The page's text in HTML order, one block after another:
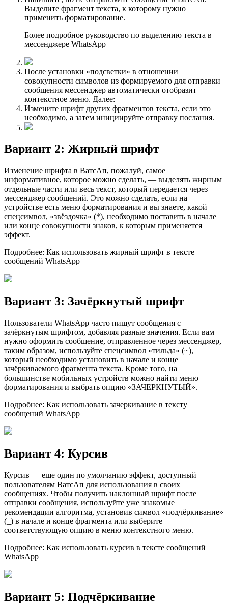
Выделите фрагмент текста, к которому нужно
применить форматирование.
Более подробное руководство по выделению текста в
мессенджере WhatsApp
После установки «подсветки» в отношении
совокупности символов из формируемого для отправки
сообщения мессенджер автоматически отобразит
контекстное меню. Далее:
Измените шрифт других фрагментов текста, если это
необходимо, а затем инициируйте отправку послания.
Вариант 2: Жирный шрифт
Изменение шрифта в ВатсАп, пожалуй, самое
информативное, которое можно сделать, — выделять жирным
отдельные части или весь текст, который передается через
мессенджер сообщений. Это можно сделать, если на
устройстве есть меню форматирования и вы знаете, какой
спецсимвол, «звёздочка» (*), необходимо поставить в начале
или конце совокупности знаков, к которым применяется
эффект.
Подробнее: Как использовать жирный шрифт в тексте
сообщений WhatsApp
Вариант 3: Зачёркнутый шрифт
Пользователи WhatsApp часто пишут сообщения с
зачёркнутым шрифтом, добавляя разные значения. Если вам
нужно оформить сообщение, отправленное через мессенджер,
таким образом, используйте спецсимвол «тильда» (~),
который необходимо установить в начале и конце
зачёркиваемого фрагмента текста. Кроме того, на
большинстве мобильных устройств можно найти меню
форматирования и выбрать опцию «ЗАЧЕРКНУTЫЙ».
Подробнее: Как использовать зачеркивание в тексту
сообщений WhatsApp
Вариант 4: Курсив
Курсив — еще один по умолчанию эффект, доступный
пользователям ВатсАп для использования в своих
сообщениях. Чтобы получить наклонный шрифт после
отправки сообщения, используйте уже знакомые
рекомендации алгоритма, установив символ «подчёркивание»
(_) в начале и конце фрагмента или выберите
соответствующую опцию в меню контекстного меню.
Подробнее: Как использовать курсив в тексте сообщений
WhatsApp
Вариант 5: Подчёркивание